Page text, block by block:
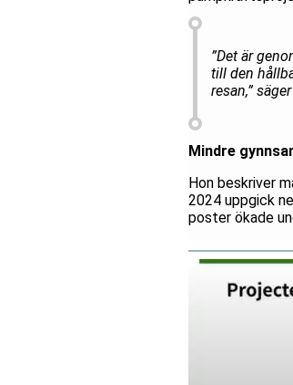
”Det är
till den
resan,”
Mindre
Hon beskriver
2024 uppgick
poster ökade